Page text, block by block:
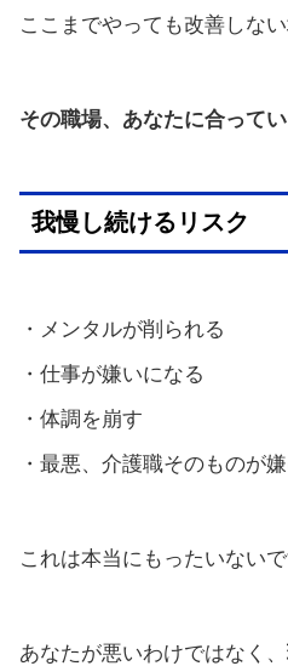
ここまでやっても改善しな
その職場、あなたに合ってい
我慢し続けるリスク
・メンタルが削られる
・仕事が嫌いになる
・体調を崩す
・最悪、介護職そのものが
これは本当にもったいないで
あなたが悪いわけではなく、